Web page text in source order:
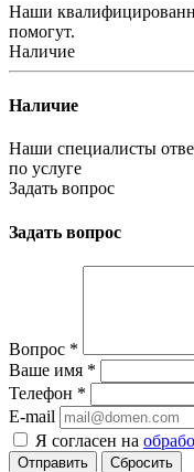
Наши
помогут.
Наличие
Наличие
Наши специалисты
по услуге
Задать вопрос
Задать вопрос
Вопрос *
Ваше имя *
Телефон *
E-mail
Я согласен на
Сбросить